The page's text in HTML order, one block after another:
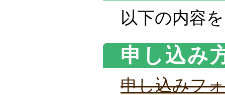
以下の内容
申し込み
申し込みフ